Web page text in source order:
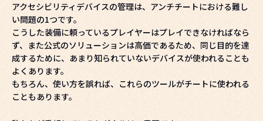
アクセシビリティデバイスの管理は、アンチチートにおける難し
い問題の1つです。
こうした装備に頼っているプレイヤーはプレイできなければなら
ず、また公式のソリューションは高価であるため、同じ目的を達
成するために、あまり知られていないデバイスが使われることも
よくあります。
もちろん、使い方を誤れば、これらのツールがチートに使われる
こともあります。